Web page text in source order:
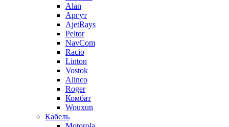
Alan
Аргут
AjetRays
Peltor
NavCom
Racio
Linton
Vostok
Alinco
Roger
Комбат
Wouxun
Кабель